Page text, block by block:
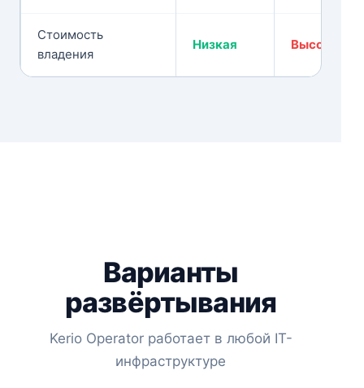
Стоимость
владения
Низкая Высокая
Варианты
развёртывания
Kerio Operator работает в любой IT-
инфраструктуре